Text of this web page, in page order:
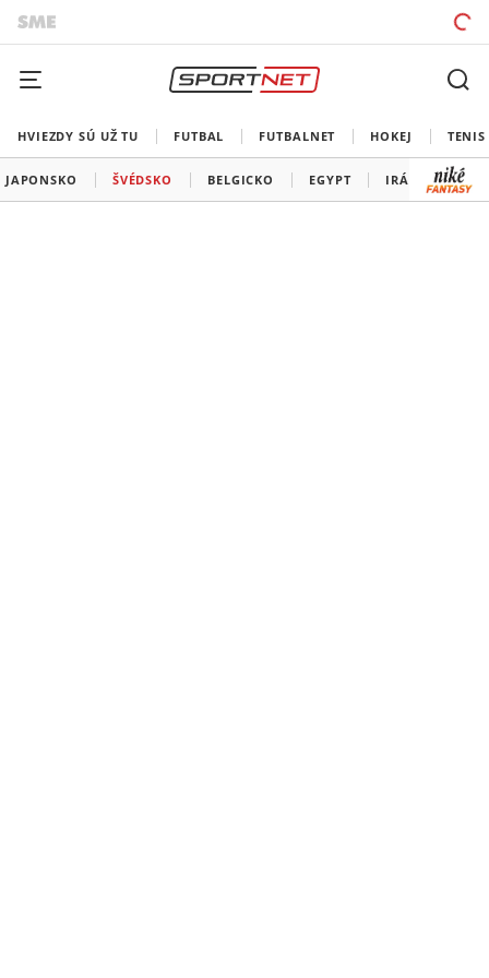
HVIEZDY SÚ UŽ TU FUTBAL FUTBALNET HOKEJ TENIS
JAPONSKO ŠVÉDSKO BELGICKO EGYPT IRÁN